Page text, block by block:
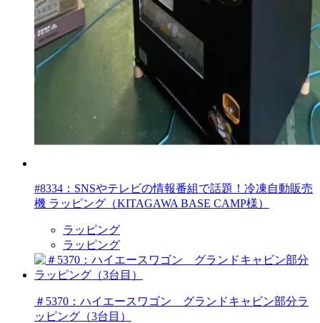
#8334：SNSやテレビの情報番組で話題！冷凍自動販売
機 ラッピング（KITAGAWA BASE CAMP様）
ラッピング
ラッピング
＃5370：ハイエースワゴン グランドキャビン部分ラ
ッピング（3台目）